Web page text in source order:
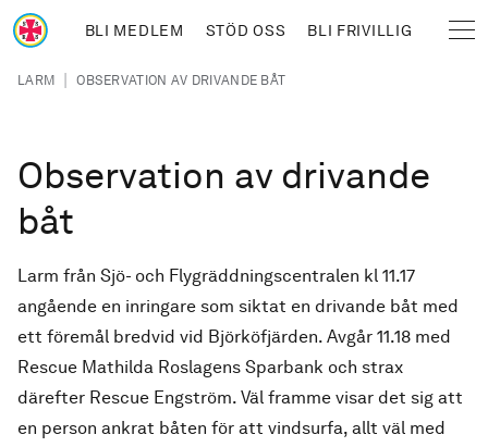
Hoppa till huvudinnehåll
BLI MEDLEM STÖD OSS BLI FRIVILLIG
Länkstig
LARM | OBSERVATION AV DRIVANDE BÅT
Observation av drivande
båt
Larm från Sjö- och Flygräddningscentralen kl 11.17
angående en inringare som siktat en drivande båt med
ett föremål bredvid vid Björköfjärden. Avgår 11.18 med
Rescue Mathilda Roslagens Sparbank och strax
därefter Rescue Engström. Väl framme visar det sig att
en person ankrat båten för att vindsurfa, allt väl med